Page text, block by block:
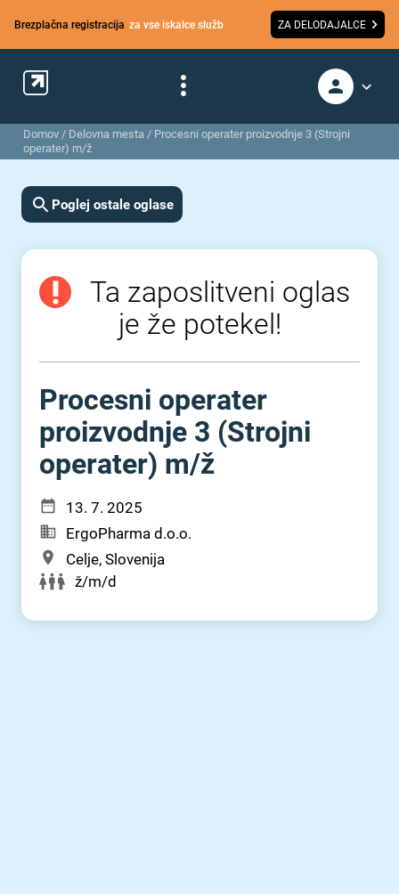
Brezplačna registracija za vse iskalce služb ZA DELODAJALCE
Domov / Delovna mesta / Procesni operater proizvodnje 3 (Strojni
operater) m/ž
Poglej ostale oglase
Ta zaposlitveni oglas
je že potekel!
Procesni operater
proizvodnje 3 (Strojni
operater) m⁠/⁠ž
13. 7. 2025
ErgoPharma d.o.o.
Celje, Slovenija
ž/m/d